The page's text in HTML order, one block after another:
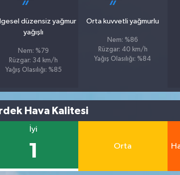
düzensiz yağmur
yağışlı
Nem: %79
Rüzgar: 34 km/h
Yağış Olasılığı: %85
Orta kuvvetli yağmurlu
Nem: %86
Rüzgar: 40 km/h
Yağış Olasılığı: %84
Hava Kalitesi
İyi
1 Orta